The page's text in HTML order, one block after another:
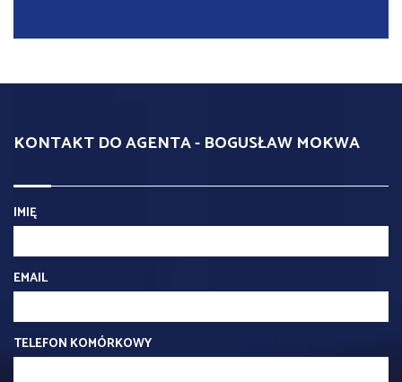
KONTAKT DO AGENTA - BOGUSŁAW MOKWA
IMIĘ
EMAIL
TELEFON KOMÓRKOWY